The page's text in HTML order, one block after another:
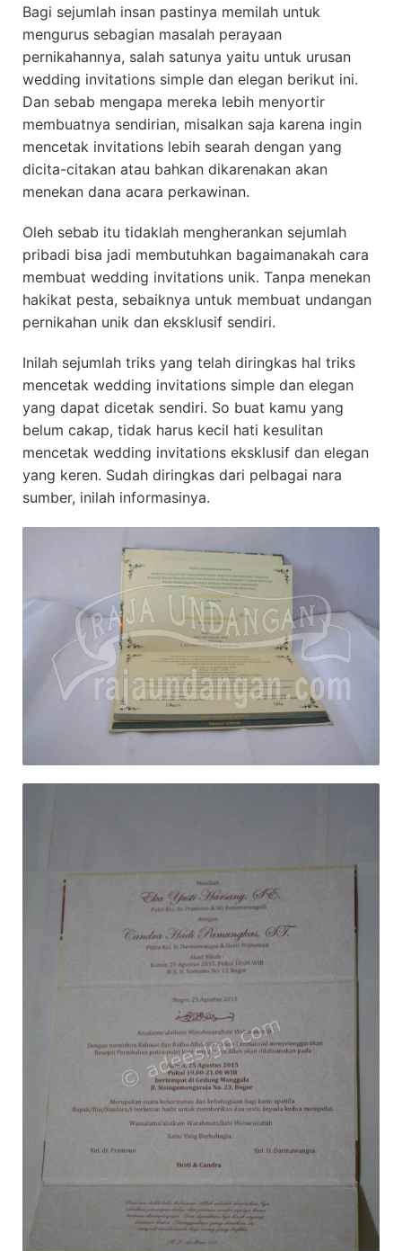
Bagi sejumlah insan pastinya memilah untuk
mengurus sebagian masalah perayaan
pernikahannya, salah satunya yaitu untuk urusan
wedding invitations simple dan elegan berikut ini.
Dan sebab mengapa mereka lebih menyortir
membuatnya sendirian, misalkan saja karena ingin
mencetak invitations lebih searah dengan yang
dicita-citakan atau bahkan dikarenakan akan
menekan dana acara perkawinan.
Oleh sebab itu tidaklah mengherankan sejumlah
pribadi bisa jadi membutuhkan bagaimanakah cara
membuat wedding invitations unik. Tanpa menekan
hakikat pesta, sebaiknya untuk membuat undangan
pernikahan unik dan eksklusif sendiri.
Inilah sejumlah triks yang telah diringkas hal triks
mencetak wedding invitations simple dan elegan
yang dapat dicetak sendiri. So buat kamu yang
belum cakap, tidak harus kecil hati kesulitan
mencetak wedding invitations eksklusif dan elegan
yang keren. Sudah diringkas dari pelbagai nara
sumber, inilah informasinya.